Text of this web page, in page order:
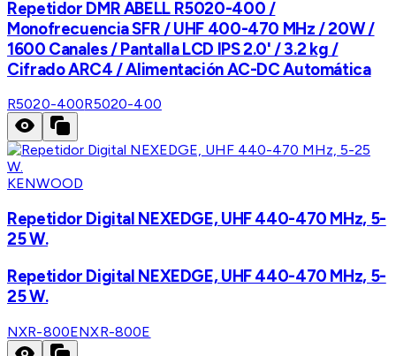
Repetidor DMR ABELL R5020-400 /
Monofrecuencia SFR / UHF 400-470 MHz / 20W /
1600 Canales / Pantalla LCD IPS 2.0' / 3.2 kg /
Cifrado ARC4 / Alimentación AC-DC Automática
R5020-400R5020-400
KENWOOD
Repetidor Digital NEXEDGE, UHF 440-470 MHz, 5-
25 W.
Repetidor Digital NEXEDGE, UHF 440-470 MHz, 5-
25 W.
NXR-800ENXR-800E